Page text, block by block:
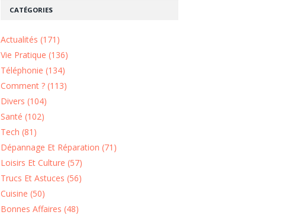
CATÉGORIES
Actualités (171)
Vie Pratique (136)
Téléphonie (134)
Comment ? (113)
Divers (104)
Santé (102)
Tech (81)
Dépannage Et Réparation (71)
Loisirs Et Culture (57)
Trucs Et Astuces (56)
Cuisine (50)
Bonnes Affaires (48)